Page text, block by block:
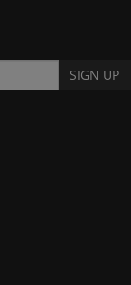
SIGN UP